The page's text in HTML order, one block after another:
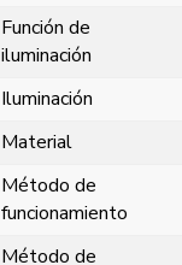
Función de
iluminación
Iluminación
Material
Método de
funcionamiento
Método de